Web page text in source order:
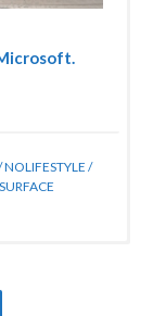
NOLIFESTYLE /
SURFACE